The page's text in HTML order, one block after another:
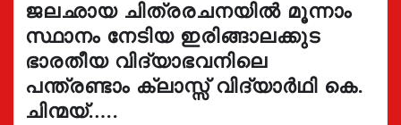
ജലഛായ ചിത്രരചനയിൽ മൂന്നാം
സ്ഥാനം നേടിയ ഇരിങ്ങാലക്കുട
ഭാരതീയ വിദ്യാഭവനിലെ
പന്ത്രണ്ടാം ക്ലാസ്സ് വിദ്യാർഥി കെ.
ചിന്മയ്…..